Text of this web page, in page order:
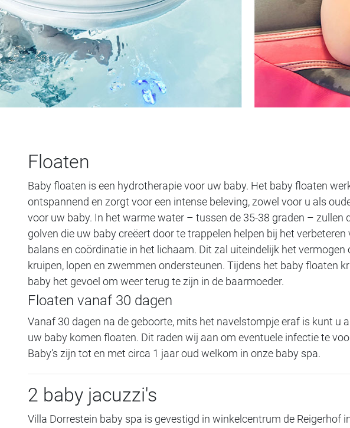
Floaten
Baby floaten is een hydrotherapie voor uw baby. Het baby floaten
ontspannend en zorgt voor een intense beleving, zowel voor u als
voor uw baby. In het warme water – tussen de 35-38 graden – zullen
golven die uw baby creëert door te trappelen helpen bij het verbeteren
balans en coördinatie in het lichaam. Dit zal uiteindelijk het vermogen
kruipen, lopen en zwemmen ondersteunen. Tijdens het baby floaten
baby het gevoel om weer terug te zijn in de baarmoeder.
Floaten vanaf 30 dagen
Vanaf 30 dagen na de geboorte, mits het navelstompje eraf is kunt u
uw baby komen floaten. Dit raden wij aan om eventuele infectie te
Baby’s zijn tot en met circa 1 jaar oud welkom in onze baby spa.
2 baby jacuzzi's
Villa Dorrestein baby spa is gevestigd in winkelcentrum de Reigerhof